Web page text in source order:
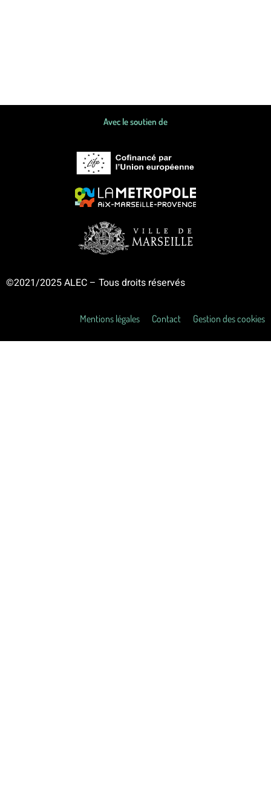
Avec le soutien de
©2021/2025 ALEC – Tous droits réservés
Mentions légales Contact Gestion des cookies